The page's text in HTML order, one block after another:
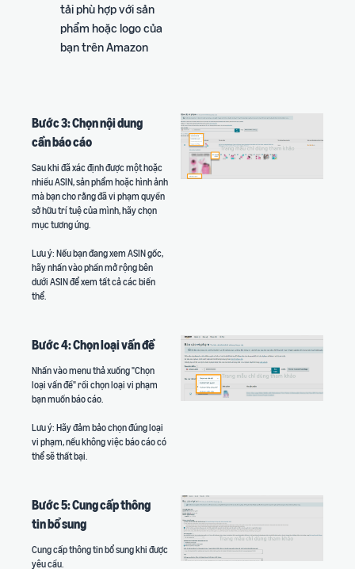
tải phù hợp với sản
phẩm hoặc logo của
bạn trên Amazon
Bước 3: Chọn nội dung
cần báo cáo
Sau khi đã xác định được một hoặc
nhiều ASIN, sản phẩm hoặc hình ảnh
mà bạn cho rằng đã vi phạm quyền
sở hữu trí tuệ của mình, hãy chọn
mục tương ứng.
Lưu ý: Nếu bạn đang xem ASIN gốc,
hãy nhấn vào phần mở rộng bên
dưới ASIN để xem tất cả các biến
thể.
Bước 4: Chọn loại vấn đề
Nhấn vào menu thả xuống "Chọn
loại vấn đề" rồi chọn loại vi phạm
bạn muốn báo cáo.
Lưu ý: Hãy đảm bảo chọn đúng loại
vi phạm, nếu không việc báo cáo có
thể sẽ thất bại.
Bước 5: Cung cấp thông
tin bổ sung
Cung cấp thông tin bổ sung khi được
yêu cầu.